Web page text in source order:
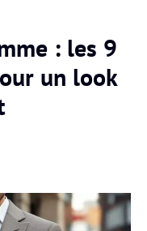
: les 9
un look